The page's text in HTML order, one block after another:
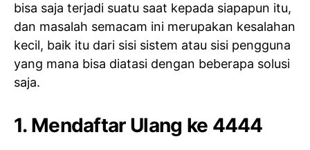
bisa saja terjadi suatu saat kepada siapapun itu,
dan masalah semacam ini merupakan kesalahan
kecil, baik itu dari sisi sistem atau sisi pengguna
yang mana bisa diatasi dengan beberapa solusi
saja.
1. Mendaftar Ulang ke 4444